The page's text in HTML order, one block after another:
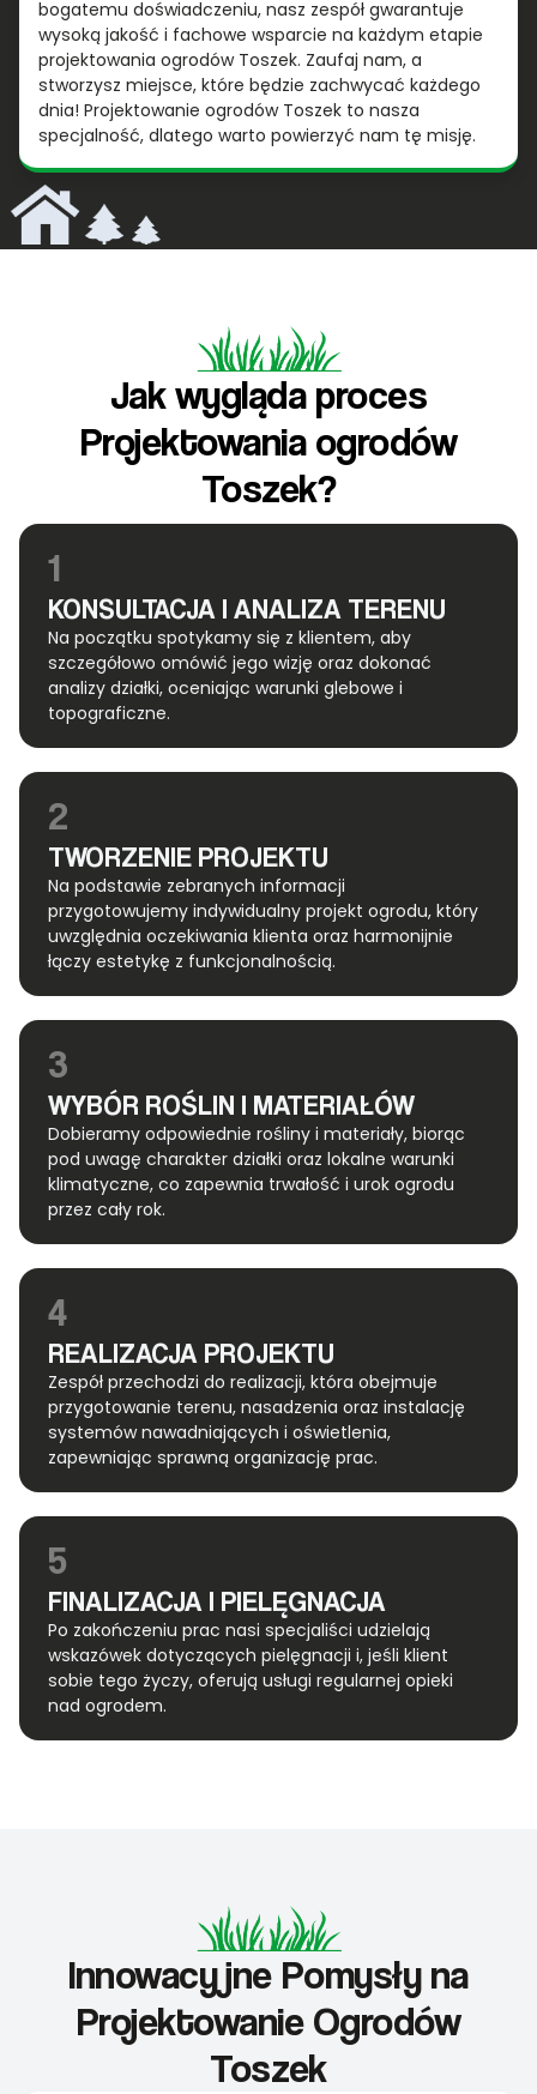
bogatemu doświadczeniu, nasz zespół gwarantuje
wysoką jakość i fachowe wsparcie na każdym etapie
projektowania ogrodów Toszek. Zaufaj nam, a
stworzysz miejsce, które będzie zachwycać każdego
dnia! Projektowanie ogrodów Toszek to nasza
specjalność, dlatego warto powierzyć nam tę misję.
Jak wygląda proces
Projektowania ogrodów
Toszek?
1
KONSULTACJA I ANALIZA TERENU
Na początku spotykamy się z klientem, aby
szczegółowo omówić jego wizję oraz dokonać
analizy działki, oceniając warunki glebowe i
topograficzne.
2
TWORZENIE PROJEKTU
Na podstawie zebranych informacji
przygotowujemy indywidualny projekt ogrodu, który
uwzględnia oczekiwania klienta oraz harmonijnie
łączy estetykę z funkcjonalnością.
3
WYBÓR ROŚLIN I MATERIAŁÓW
Dobieramy odpowiednie rośliny i materiały, biorąc
pod uwagę charakter działki oraz lokalne warunki
klimatyczne, co zapewnia trwałość i urok ogrodu
przez cały rok.
4
REALIZACJA PROJEKTU
Zespół przechodzi do realizacji, która obejmuje
przygotowanie terenu, nasadzenia oraz instalację
systemów nawadniających i oświetlenia,
zapewniając sprawną organizację prac.
5
FINALIZACJA I PIELĘGNACJA
Po zakończeniu prac nasi specjaliści udzielają
wskazówek dotyczących pielęgnacji i, jeśli klient
sobie tego życzy, oferują usługi regularnej opieki
nad ogrodem.
Innowacyjne Pomysły na
Projektowanie Ogrodów
Toszek